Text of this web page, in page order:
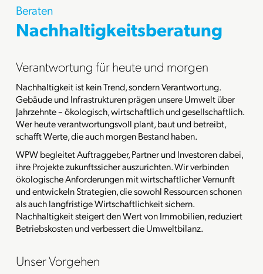
Beraten
Nachhaltigkeitsberatung
Verantwortung für heute und morgen
Nachhaltigkeit ist kein Trend, sondern Verantwortung.
Gebäude und Infrastrukturen prägen unsere Umwelt über
Jahrzehnte – ökologisch, wirtschaftlich und gesellschaftlich.
Wer heute verantwortungsvoll plant, baut und betreibt,
schafft Werte, die auch morgen Bestand haben.
WPW begleitet Auftraggeber, Partner und Investoren dabei,
ihre Projekte zukunftssicher auszurichten. Wir verbinden
ökologische Anforderungen mit wirtschaftlicher Vernunft
und entwickeln Strategien, die sowohl Ressourcen schonen
als auch langfristige Wirtschaftlichkeit sichern.
Nachhaltigkeit steigert den Wert von Immobilien, reduziert
Betriebskosten und verbessert die Umweltbilanz.
Unser Vorgehen